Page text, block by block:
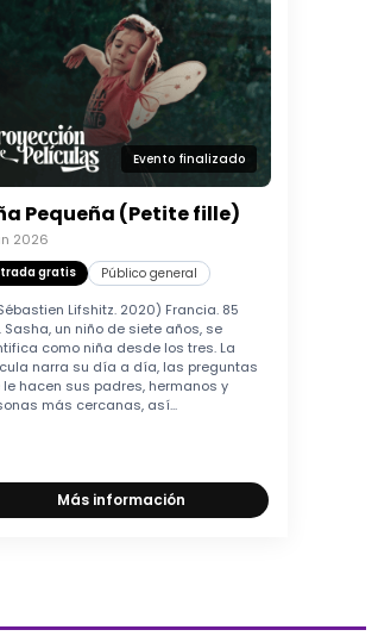
Evento finalizado
Pequeña (Petite fille)
2026
gratis Público general
Lifshitz. 2020) Francia. 85
Sasha, un niño de siete años, se
como niña desde los tres. La
narra su día a día, las preguntas
le hacen sus padres, hermanos y
más cercanas, así...
Más información